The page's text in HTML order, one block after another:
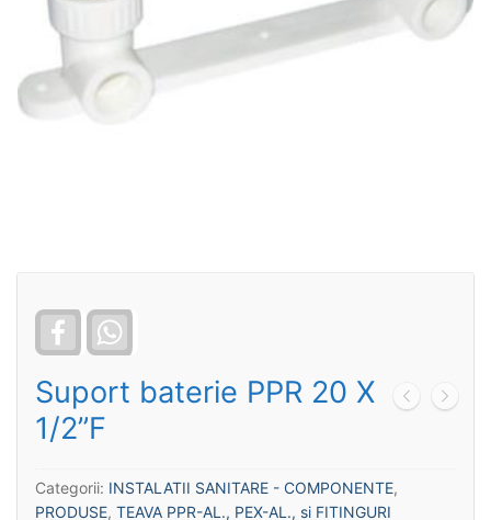
Facebook
Suport baterie PPR 20 X
1/2”F
Categorii: INSTALATII SANITARE - COMPONENTE,
PRODUSE, TEAVA PPR-AL., PEX-AL., si FITINGURI